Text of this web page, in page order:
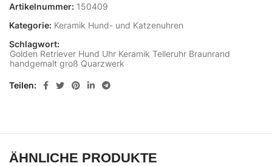
Artikelnummer: 150409
Kategorie: Keramik Hund- und Katzenuhren
Schlagwort:
Golden Retriever Hund Uhr Keramik Telleruhr Braunrand
handgemalt groß Quarzwerk
Teilen
ÄHNLICHE PRODUKTE